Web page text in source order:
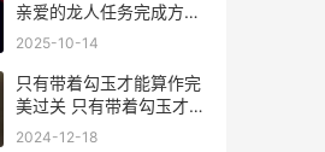
亲爱的龙人任务完成方式
魔兽世界10.6
2025-10-14
只有带着勾玉才能算作完
美过关 只有带着勾玉才能
成仙吗
2024-12-18